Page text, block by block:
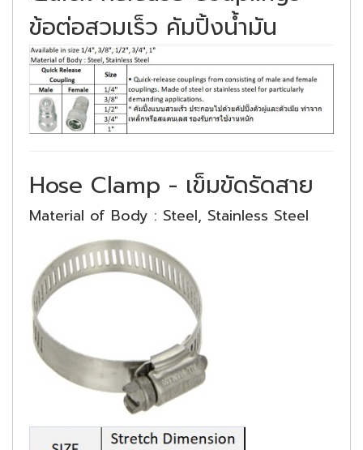
ข้อต่อสวมเร็ว คัมปิ้งน้ำมัน
Hose Clamp - เข็มขัดรัดสาย
Material of Body : Steel, Stainless Steel